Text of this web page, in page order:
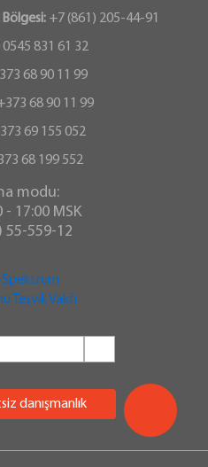
+7 (861) 205-44-91
0545 831 61 32
68 90 11 99
68 90 11 99
69 155 052
68 199 552
modu:
- 17:00 MSK
55-559-12
danışmanlık